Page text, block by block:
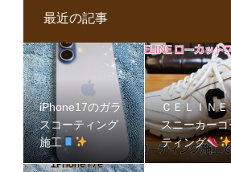
最近の記事
iPhone17のガラ
スコーティング
施工
ＣＥＬＩＮ
スニーカーコ
ティング